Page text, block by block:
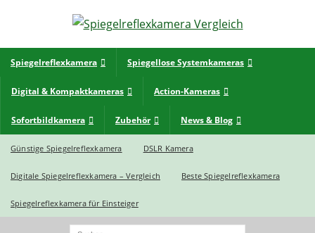
Spiegelreflexkamera Spiegellose Systemkameras
Digital & Kompaktkameras Action-Kameras
Sofortbildkamera Zubehör News & Blog
Günstige Spiegelreflexkamera DSLR Kamera
Digitale Spiegelreflexkamera – Vergleich Beste Spiegelreflexkamera
Spiegelreflexkamera für Einsteiger